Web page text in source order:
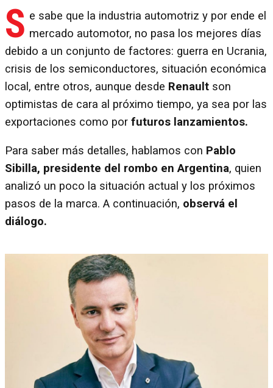
S e sabe que la industria automotriz y por ende el
mercado automotor, no pasa los mejores días
debido a un conjunto de factores: guerra en Ucrania,
crisis de los semiconductores, situación económica
local, entre otros, aunque desde Renault son
optimistas de cara al próximo tiempo, ya sea por las
exportaciones como por futuros lanzamientos.
Para saber más detalles, hablamos con Pablo
Sibilla, presidente del rombo en Argentina, quien
analizó un poco la situación actual y los próximos
pasos de la marca. A continuación, observá el
diálogo.